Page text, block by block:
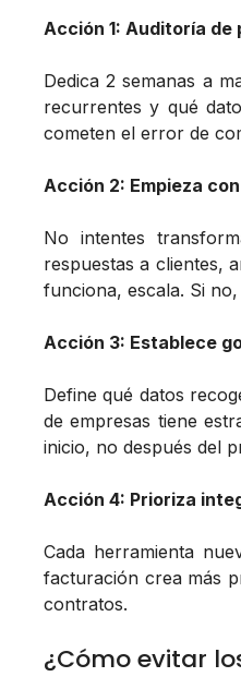
Acción 1: Auditoría
Dedica 2 semanas a
recurrentes y qué
cometen el error de
Acción 2: Empieza
No intentes
respuestas a clientes,
funciona, escala. Si
Acción 3: Establece
Define qué datos
de empresas tiene
inicio, no después del
Acción 4: Prioriza
Cada herramienta
facturación crea más
contratos.
¿Cómo evitar